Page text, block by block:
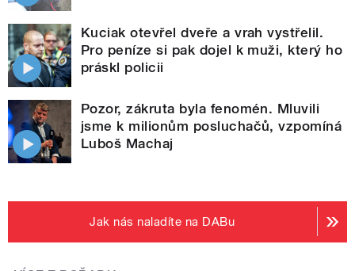
Kuciak otevřel dveře a vrah vystřelil.
Pro peníze si pak dojel k muži, který ho
práskl policii
Pozor, zákruta byla fenomén. Mluvili
jsme k milionům posluchačů, vzpomíná
Luboš Machaj
Jak nás naladíte na DABu